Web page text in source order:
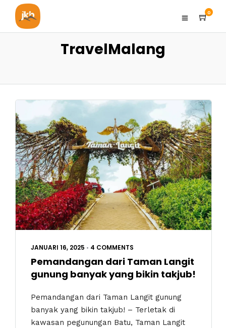
0
TravelMalang
JANUARI 16, 2025 • 4 COMMENTS
Pemandangan dari Taman Langit
gunung banyak yang bikin takjub!
Pemandangan dari Taman Langit gunung
banyak yang bikin takjub! – Terletak di
kawasan pegunungan Batu, Taman Langit